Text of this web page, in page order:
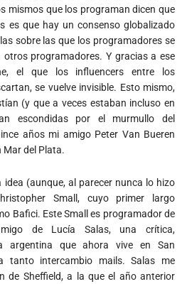
mismos que los programan dicen que
es que hay un consenso globalizado
sobre las que los programadores se
programadores. Y gracias a ese
el que los influencers entre los
se vuelve invisible. Esto mismo,
(y que a veces estaban incluso en
escondidas por el murmullo del
años mi amigo Peter Van Bueren
Mar del Plata.
idea (aunque, al parecer nunca lo hizo
Small, cuyo primer largo
Bafici. Este Small es programador de
de Lucía Salas, una crítica,
argentina que ahora vive en San
tanto intercambio mails. Salas me
de Sheffield, a la que el año anterior